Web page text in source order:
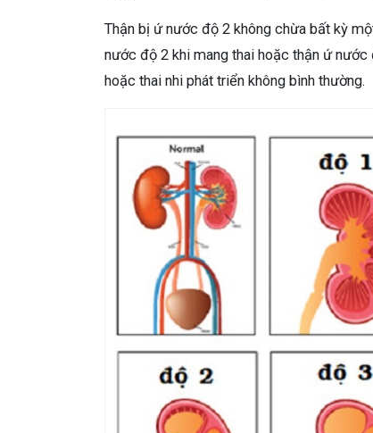
Thận bị ứ nước độ 2 không chừa bất kỳ
nước độ 2 khi mang thai hoặc thận ứ
hoặc thai nhi phát triển không bình thường.